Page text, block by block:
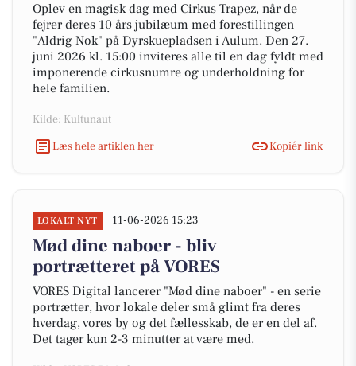
Oplev en magisk dag med Cirkus Trapez, når de
fejrer deres 10 års jubilæum med forestillingen
"Aldrig Nok" på Dyrskuepladsen i Aulum. Den 27.
juni 2026 kl. 15:00 inviteres alle til en dag fyldt med
imponerende cirkusnumre og underholdning for
hele familien.
Kilde: Kultunaut
Læs hele artiklen her
Kopiér link
LOKALT NYT 11-06-2026 15:23
Mød dine naboer - bliv
portrætteret på VORES
VORES Digital lancerer "Mød dine naboer" - en serie
portrætter, hvor lokale deler små glimt fra deres
hverdag, vores by og det fællesskab, de er en del af.
Det tager kun 2-3 minutter at være med.